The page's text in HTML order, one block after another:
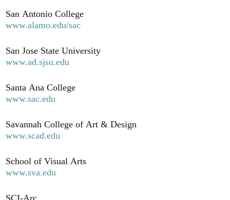
San Antonio College
www.alamo.edu/sac
San Jose State University
www.ad.sjsu.edu
Santa Ana College
www.sac.edu
Savannah College of Art & Design
www.scad.edu
School of Visual Arts
www.sva.edu
SCI-Arc